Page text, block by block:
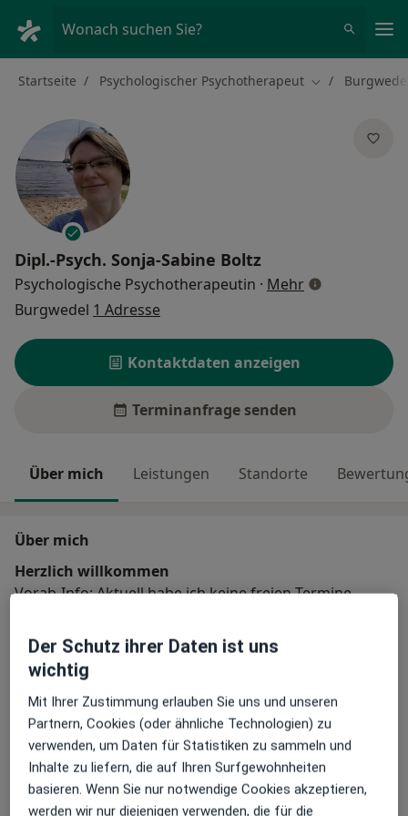
Wonach suchen Sie?
Startseite Psychologischer Psychotherapeut Stadt ändern
Dipl.-Psych. Sonja-Sabine Boltz
Psychologische Psychotherapeutin · Mehrüber
Burgwedel 1 Adresse
Kontaktdaten anzeigen
Terminanfrage senden
Über mich Leistungen Standorte
Über mich
Herzlich willkommen
Vorab-Info: Aktuell habe ich keine freien Termine.
Ich biete tiefenpsychologisch fundierte
Psychotherapie für Erwachsene an. Wenn Sie Kontakt
mit mir aufnehmen und wir einen ersten Termin
vereinbaren, müssen Sie noch nicht wissen, ob das das
Richtige für Sie ist. Ich stelle im Gespräch meine
Arbeitsweise vor und sehe diagnostisch, ob die
Schwierigkeiten, die Sie schildern, durch eine
Psychotherapie zu behandeln sind.
Manche Menschen fürchten, dass ihre Probleme
mehrÜber mich
Hauptsächlich behandelte Krankheiten
Der Schutz ihrer Daten ist uns
wichtig
Mit Ihrer Zustimmung erlauben Sie uns und unseren
Partnern, Cookies (oder ähnliche Technologien) zu
verwenden, um Daten für Statistiken zu sammeln und
Inhalte zu liefern, die auf Ihren Surfgewohnheiten
basieren. Wenn Sie nur notwendige Cookies akzeptieren,
werden wir nur diejenigen verwenden, die für die